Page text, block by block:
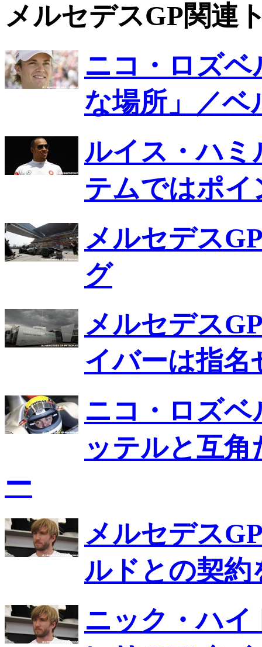
メルセデスGP関連
ニコ・ロズ
な場所」／ベ
ルイス・ハ
テムではポ
メルセデス
グ
メルセデス
イバーは指名
ニコ・ロズ
ッテルと互
ー
メルセデス
ルドとの契約
ニック・ハ